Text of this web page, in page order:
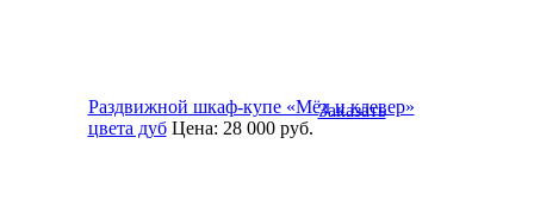
Раздвижной шкаф-купе «Мёд и клевер»
цвета дуб Цена: 28 000руб.
Заказать